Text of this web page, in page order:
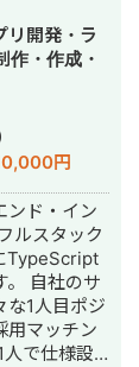
リ開発・ラ
作・作成・
制作・作
円
ンド・イン
ルスタック
TypeScript
。 自社のサ
な1人目ポジ
用マッチン
で仕様設